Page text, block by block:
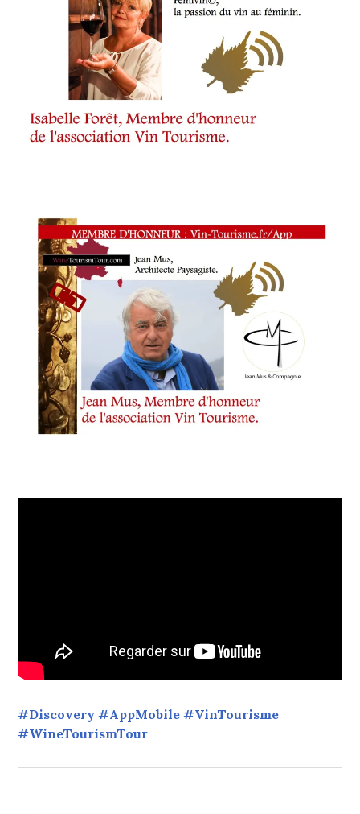
#Discovery #AppMobile #VinTourisme
#WineTourismTour